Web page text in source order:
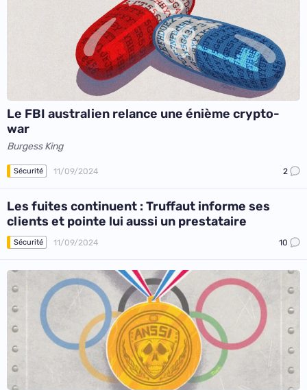
Le FBI australien relance une énième crypto-
war
Burgess King
Sécurité 11/09/2024 2
Les fuites continuent : Truffaut informe ses
clients et pointe lui aussi un prestataire
Sécurité 11/09/2024 10